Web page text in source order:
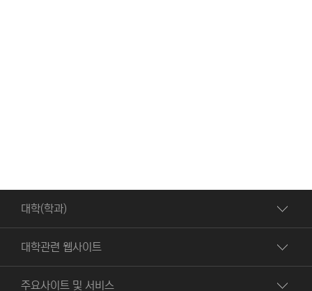
대학(학과)
대학관련 웹사이트
주요사이트 및 서비스